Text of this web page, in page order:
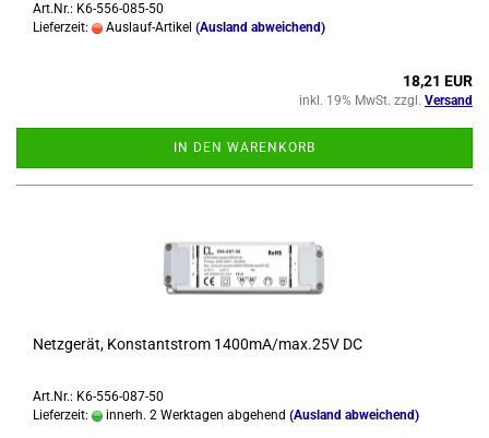
Art.Nr.: K6-556-085-50
Lieferzeit:
Auslauf-Artikel (Ausland abweichend)
18,21 EUR
inkl. 19% MwSt. zzgl. Versand
IN DEN WARENKORB
Netz­ge­rät, Kon­stant­strom 1400mA/max.25V DC
Art.Nr.: K6-556-087-50
Lieferzeit:
innerh. 2 Werktagen abgehend (Ausland abweichend)